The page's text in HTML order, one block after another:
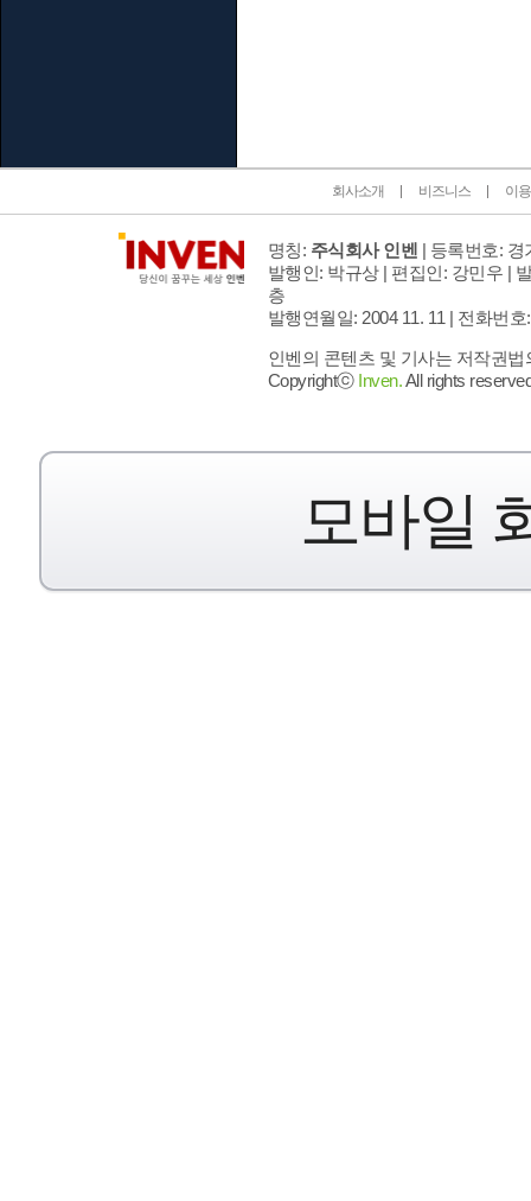
회사소개 비즈니스 이
명칭: 주식회사 인벤 | 등록번호: 경
발행인: 박규상 | 편집인: 강민우 |
층
발행연월일: 2004 11. 11 | 전화번호
인벤의 콘텐츠 및 기사는 저작권
Copyrightⓒ Inven.All rights
모바일